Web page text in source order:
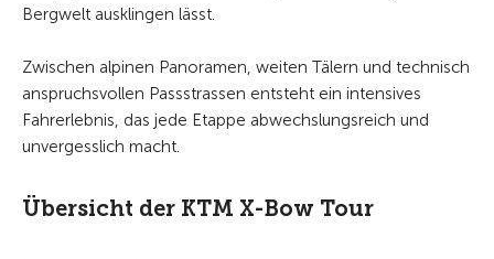
Bergwelt ausklingen lässt.
Zwischen alpinen Panoramen, weiten Tälern und technisch
anspruchsvollen Passstrassen entsteht ein intensives
Fahrerlebnis, das jede Etappe abwechslungsreich und
unvergesslich macht.
Übersicht der KTM X-Bow Tour